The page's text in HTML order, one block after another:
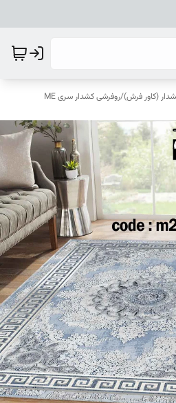
(کاور فرش)/روفرشی کشدار سری ME